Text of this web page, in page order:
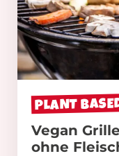
PLANT
Vegan
ohne